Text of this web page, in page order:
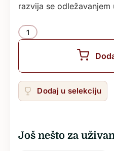
razvija se
Količina
Dodaj u selekciju
Još nešto za